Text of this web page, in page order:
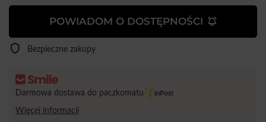
POWIADOM O DOSTĘPNOŚCI
Bezpieczne zakupy
Darmowa dostawa do paczkomatu
Więcej informacji